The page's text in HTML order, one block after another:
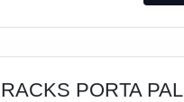
RACKS PORTA